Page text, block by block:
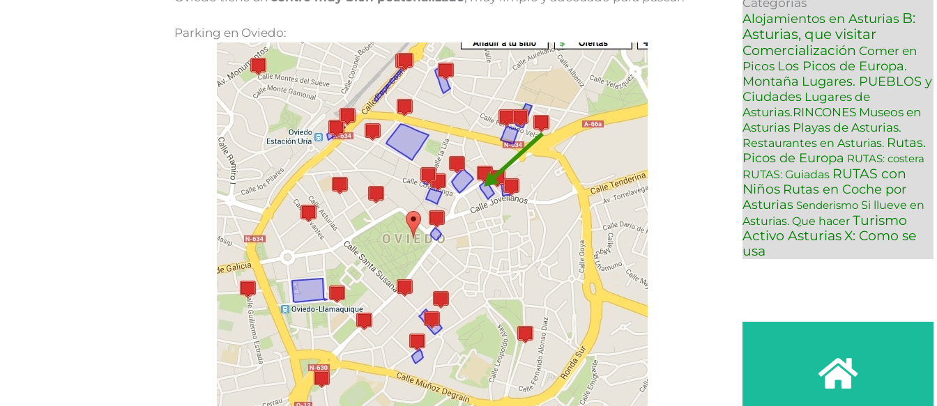
Parking en Oviedo:
Categorías
Alojamientos en Asturias B:
Asturias, que visitar
Comercialización Comer en
Picos Los Picos de Europa.
Montaña Lugares. PUEBLOS y
Ciudades Lugares de
Asturias.RINCONES Museos en
Asturias Playas de Asturias.
Restaurantes en Asturias. Rutas.
Picos de Europa RUTAS: costera
RUTAS: Guiadas RUTAS con
Niños Rutas en Coche por
Asturias Senderismo Si llueve en
Asturias. Que hacer Turismo
Activo AsturiasX: Como se
usa
Ver más